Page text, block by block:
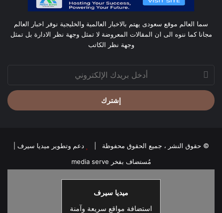
سما العالم موقع سعودى يهتم بالاخبار العالمية والخليجية نوفر اخبار العالم
مجانا كما ننوه الى ان المقالات المعروضة لا تمثل وجهة نظر الادارة بل تمثل
وجهة نظر الكاتب
بريدك
الإلكتروني
© حقوق النشر ، جميع الحقوق محفوظة | دعم وتطوير ميديا سيرف
مُستضاف بفخر media serve
ميديا سيرف
استضافة مواقع سريعة وآمنة